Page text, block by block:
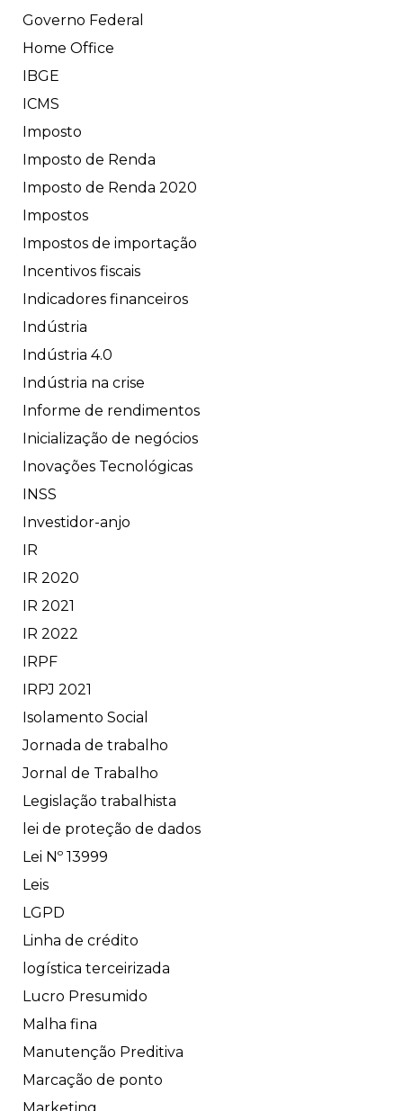
Governo Federal
Home Office
IBGE
ICMS
Imposto
Imposto de Renda
Imposto de Renda 2020
Impostos
Impostos de importação
Incentivos fiscais
Indicadores financeiros
Indústria
Indústria 4.0
Indústria na crise
Informe de rendimentos
Inicialização de negócios
Inovações Tecnológicas
INSS
Investidor-anjo
IR
IR 2020
IR 2021
IR 2022
IRPF
IRPJ 2021
Isolamento Social
Jornada de trabalho
Jornal de Trabalho
Legislação trabalhista
lei de proteção de dados
Lei Nº 13999
Leis
LGPD
Linha de crédito
logística terceirizada
Lucro Presumido
Malha fina
Manutenção Preditiva
Marcação de ponto
Marketing